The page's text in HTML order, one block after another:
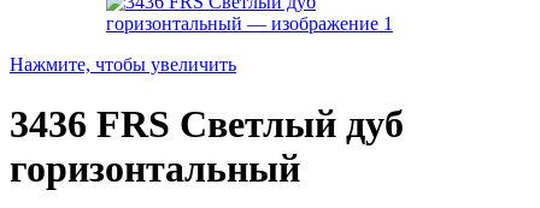
Нажмите, чтобы увеличить
3436 FRS Cветлый дуб
горизонтальный